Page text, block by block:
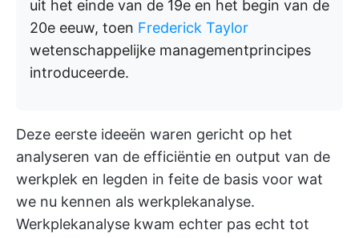
uit het einde van de 19e en het begin van de
20e eeuw, toen Frederick Taylor
wetenschappelijke managementprincipes
introduceerde.
Deze eerste ideeën waren gericht op het
analyseren van de efficiëntie en output van de
werkplek en legden in feite de basis voor wat
we nu kennen als werkplekanalyse.
Werkplekanalyse kwam echter pas echt tot